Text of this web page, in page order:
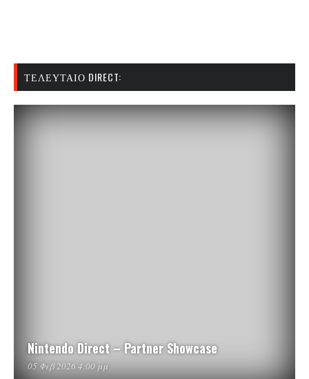
ΤΕΛΕΥΤΑΊΟ DIRECT:
Nintendo Direct – Partner Showcase
05 Φεβ 2026 4:00 μμ